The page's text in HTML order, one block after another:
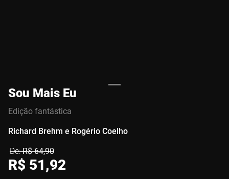
Sou Mais Eu
Edição fantástica
Richard Brehm e Rogério Coelho
R$ 64,90
R$ 51,92